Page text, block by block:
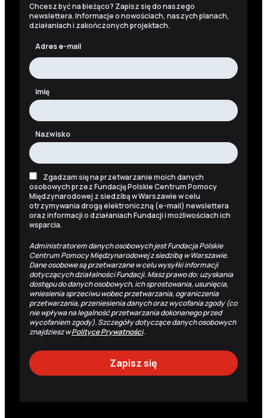
Chcesz być na bieżąco? Zapisz się do naszego
newslettera. Informacje o nowościach, naszych planach,
działaniach i zakończonych projektach.
Adres e-mail
Imię
Nazwisko
Zgadzam się na przetwarzanie moich danych
osobowych przez Fundację Polskie Centrum Pomocy
Międzynarodowej z siedzibą w Warszawie w celu
otrzymywania drogą elektroniczną (e-mail) newslettera
oraz informacji o działaniach Fundacji i możliwościach ich
wsparcia.
Administratorem danych osobowych jest Fundacja Polskie
Centrum Pomocy Międzynarodowej z siedzibą w Warszawie.
Dane osobowe są przetwarzane w celu wysyłki informacji
dotyczących działalności Fundacji. Masz prawo do: uzyskania
dostępu do danych osobowych, ich sprostowania, usunięcia,
wniesienia sprzeciwu wobec przetwarzania, ograniczenia
przetwarzania, przeniesienia danych oraz wycofania zgody (co
nie wpływa na legalność przetwarzania dokonanego przed
wycofaniem zgody). Szczegóły dotyczące danych osobowych
znajdziesz wPolityce Prywatności.